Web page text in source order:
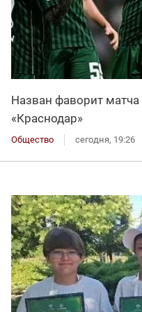
Назван фаворит
«Краснодар»
Общество сегодня, 19:26